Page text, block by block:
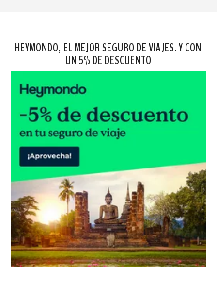
HEYMONDO, EL MEJOR SEGURO DE VIAJES. Y CON
UN 5% DE DESCUENTO